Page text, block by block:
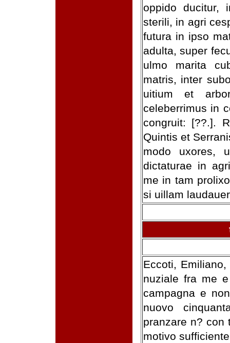
oppido ducitur,
sterili, in agri
futura in ipso
adulta, super
ulmo marita
matris, inter
uitium et
celeberrimus in
congruit: [??.].
Quintis et
modo uxores,
dictaturae in
me in tam
si uillam
Eccoti,
nuziale fra me
campagna e
nuovo
pranzare n? con
motivo